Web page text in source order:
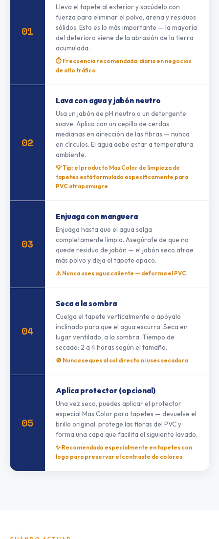
01
Lleva el tapete al exterior y sacúdelo con
fuerza para eliminar el polvo, arena y residuos
sólidos. Esto es lo más importante — la mayoría
del deterioro viene de la abrasión de la tierra
acumulada.
⏱ Frecuencia recomendada: diaria en negocios
de alto tráfico
02
Lava con agua y jabón neutro
Usa un jabón de pH neutro o un detergente
suave. Aplica con un cepillo de cerdas
medianas en dirección de las fibras — nunca
en círculos. El agua debe estar a temperatura
ambiente.
💡 Tip: el producto Mas Color de limpieza de
tapetes está formulado específicamente para
PVC atrapamugre
03
Enjuaga con manguera
Enjuaga hasta que el agua salga
completamente limpia. Asegúrate de que no
quede residuo de jabón — el jabón seco atrae
más polvo y deja el tapete opaco.
⚠️ Nunca uses agua caliente — deforma el PVC
04
Seca a la sombra
Cuelga el tapete verticalmente o apóyalo
inclinado para que el agua escurra. Seca en
lugar ventilado, a la sombra. Tiempo de
secado: 2 a 4 horas según el tamaño.
🚫 Nunca seques al sol directo ni uses secadora
05
Aplica protector (opcional)
Una vez seco, puedes aplicar el protector
especial Mas Color para tapetes — devuelve el
brillo original, protege las fibras del PVC y
forma una capa que facilita el siguiente lavado.
✨ Recomendado especialmente en tapetes con
logo para preservar el contraste de colores